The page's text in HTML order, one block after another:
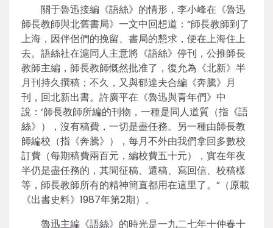
關于魯迅接編《語絲》的情形，李小峰在《魯迅
師長教師與北舊書局》一文中回想道：“師長教師到了
上海，因伴侶們的挽留、書局的懇求，便在上海住上
去。語絲社在滬同人主意將《語絲》停刊，公推師長
教師主編，師長教師慨然批准了，復允為《北新》半
月刊持久撰稿；不久，又與郁達夫合編《奔騰》月
刊，回北新出書。許廣平在《魯迅與青年們》中
說：‘師長教師所編的刊物，一種是同人道質（指《語
絲》），沒有稿費，一切是盡任務。另一種由師長教
師編校（指《奔騰》），每月不外由我們拿回多數校
訂費（每期稿費兩百元，編校費五十元），實在年夜
半仍是盡任務的，其間征稿、還稿、寫回信、校稿樣
等，師長教師所有的精神簡直都用在這里了。”（原載
《出書史料》1987年第2期）。
魯迅主編《語絲》的時光是一九二七年十仲春十